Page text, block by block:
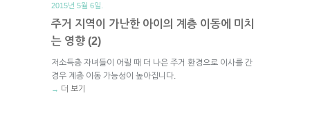
2015년 5월 6일.
주거 지역이 가난한 아이의 계층 이동에 미치
는 영향 (2)
저소득층 자녀들이 어릴 때 더 나은 주거 환경으로 이사를 간
경우 계층 이동 가능성이 높아집니다.
→ 더 보기